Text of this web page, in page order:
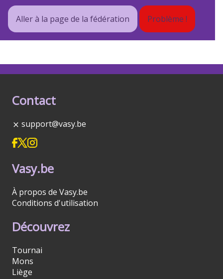
Aller à la page de la fédération Problème !
Contact
support@vasy.be
Vasy.be
À propos de Vasy.be
Conditions d'utilisation
Découvrez
Tournai
Mons
Liège